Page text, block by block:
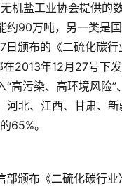
机盐工业协会提供
约90万吨，另一类是
日颁布的《二硫化碳
在2013年12月27号下
高污染、高环境风险
河北、江西、甘肃、
65%。
布《二硫化碳行业